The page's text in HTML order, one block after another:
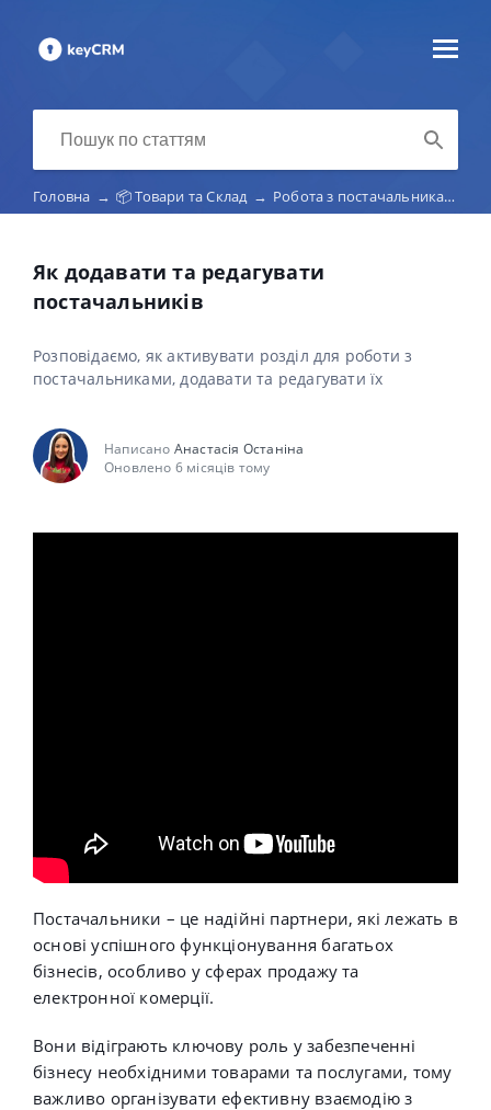
Головна → 📦 Товари та Склад → Робота з постачальниками
Як додавати та редагувати
постачальників
Розповідаємо, як активувати розділ для роботи з
постачальниками, додавати та редагувати їх
Написано Анастасія Останіна
Оновлено 6 місяців тому
Постачальники – це надійні партнери, які лежать в
основі успішного функціонування багатьох
бізнесів, особливо у сферах продажу та
електронної комерції.
Вони відіграють ключову роль у забезпеченні
бізнесу необхідними товарами та послугами, тому
важливо організувати ефективну взаємодію з